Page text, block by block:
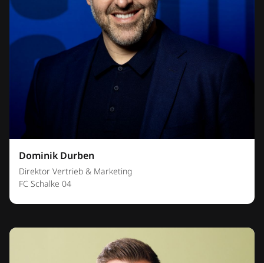
Dominik Durben
Direktor Vertrieb & Marketing
FC Schalke 04